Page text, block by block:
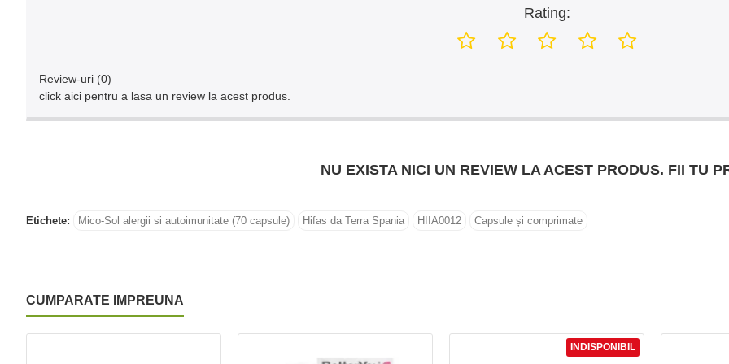
Rating:
Review-uri (0)
click aici pentru a lasa un review la acest produs.
NU EXISTA NICI UN REVIEW LA ACEST PRODUS. FII TU
Etichete: Mico-Sol alergii si autoimunitate (70 capsule) Hifas da Terra Spania HIIA0012 Capsule și comprimate
CUMPARATE IMPREUNA
INDISPONIBIL